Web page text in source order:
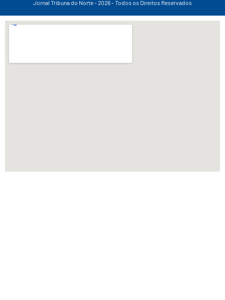
Jornal Tribuna do Norte - 2026 - Todos os Direitos Reservados